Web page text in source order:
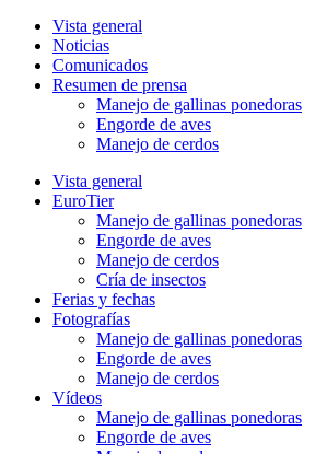
Vista general
Noticias
Comunicados
Resumen de prensa
Manejo de gallinas ponedoras
Engorde de aves
Manejo de cerdos
Vista general
EuroTier
Manejo de gallinas ponedoras
Engorde de aves
Manejo de cerdos
Cría de insectos
Ferias y fechas
Fotografías
Manejo de gallinas ponedoras
Engorde de aves
Manejo de cerdos
Vídeos
Manejo de gallinas ponedoras
Engorde de aves